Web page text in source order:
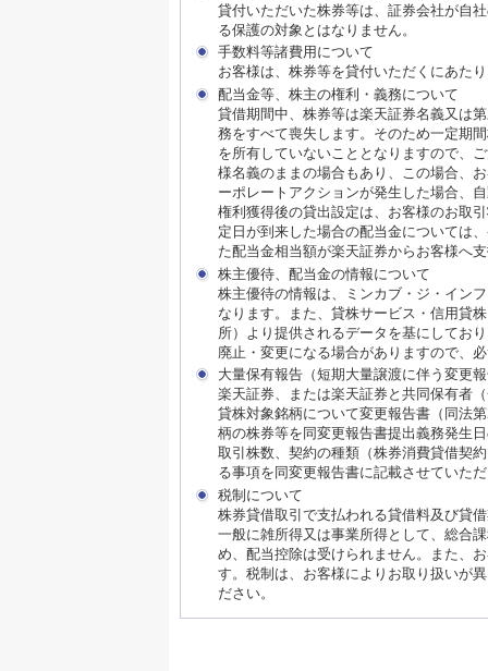
貸付いただいた株券等は、証券会社が自
る保護の対象とはなりません。
手数料等諸費用について
お客様は、株券等を貸付いただくにあた
配当金等、株主の権利・義務について
貸借期間中、株券等は楽天証券名義又は
務をすべて喪失します。そのため一定期
を所有していないこととなりますので、
様名義のままの場合もあり、この場合、
ーポレートアクションが発生した場合、
権利獲得後の貸出設定は、お客様のお取
定日が到来した場合の配当金については
た配当金相当額が楽天証券からお客様へ
株主優待、配当金の情報について
株主優待の情報は、ミンカブ・ジ・イン
なります。また、貸株サービス・信用貸
所）より提供されるデータを基にしてお
廃止・変更になる場合がありますので、
大量保有報告（短期大量譲渡に伴う変更
楽天証券、または楽天証券と共同保有者
貸株対象銘柄について変更報告書（同法
柄の株券等を同変更報告書提出義務発生
取引株数、契約の種類（株券消費貸借契
る事項を同変更報告書に記載させていた
税制について
株券貸借取引で支払われる貸借料及び貸
一般に雑所得又は事業所得として、総合
め、配当控除は受けられません。また、
す。税制は、お客様によりお取り扱いが
ださい。